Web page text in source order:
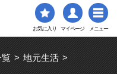
お気に入り マイページ メニュー
覧 > 地元生活 >